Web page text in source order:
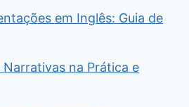
em Inglês: Guia de
na Prática e